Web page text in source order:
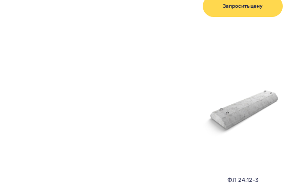
Запросить цену
ФЛ 24.12-3